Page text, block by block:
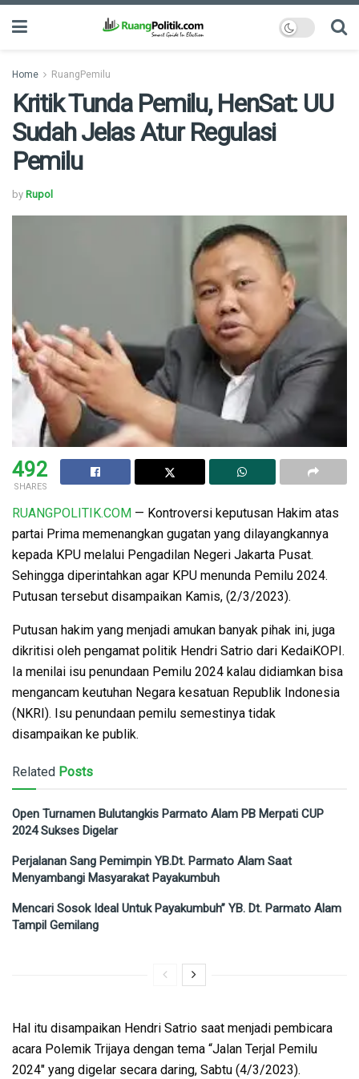
Home RuangPemilu
Kritik Tunda Pemilu, HenSat: UU
Sudah Jelas Atur Regulasi
Pemilu
by Rupol
492
SHARES
RUANGPOLITIK.COM — Kontroversi keputusan Hakim atas
partai Prima memenangkan gugatan yang dilayangkannya
kepada KPU melalui Pengadilan Negeri Jakarta Pusat.
Sehingga diperintahkan agar KPU menunda Pemilu 2024.
Putusan tersebut disampaikan Kamis, (2/3/2023).
Putusan hakim yang menjadi amukan banyak pihak ini, juga
dikritisi oleh pengamat politik Hendri Satrio dari KedaiKOPI.
Ia menilai isu penundaan Pemilu 2024 kalau didiamkan bisa
mengancam keutuhan Negara kesatuan Republik Indonesia
(NKRI). Isu penundaan pemilu semestinya tidak
disampaikan ke publik.
Related Posts
Open Turnamen Bulutangkis Parmato Alam PB Merpati CUP
2024 Sukses Digelar
Perjalanan Sang Pemimpin YB.Dt. Parmato Alam Saat
Menyambangi Masyarakat Payakumbuh
Mencari Sosok Ideal Untuk Payakumbuh” YB. Dt. Parmato Alam
Tampil Gemilang
Hal itu disampaikan Hendri Satrio saat menjadi pembicara
acara Polemik Trijaya dengan tema “Jalan Terjal Pemilu
2024″ yang digelar secara daring, Sabtu (4/3/2023).